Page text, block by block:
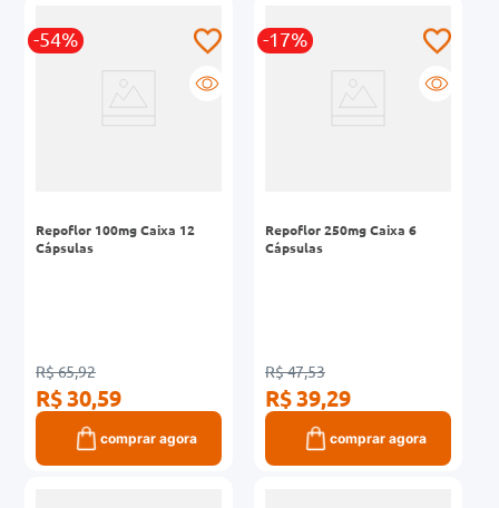
-54%
Repoflor 100mg Caixa 12
Cápsulas
R$ 65,92
R$ 30,59
comprar agora
-17%
Repoflor 250mg Caixa 6
Cápsulas
R$ 47,53
R$ 39,29
comprar agora